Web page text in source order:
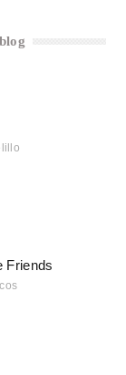
Friends